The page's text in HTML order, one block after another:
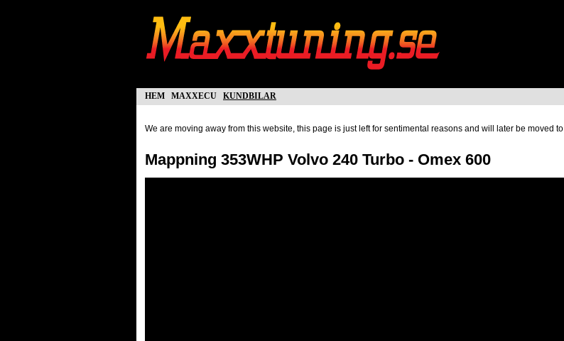
hem maxxecu kundbilar
We are moving away from this website, this page is just left for sentimental reasons and will later be moved to
Mappning 353WHP Volvo 240 Turbo - Omex 600